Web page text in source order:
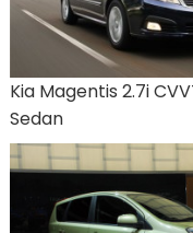
Kia Magentis 2.7i
Sedan